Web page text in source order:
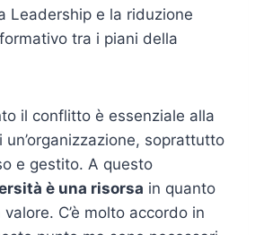
Leadership e la riduzione
tra i piani della
il conflitto è essenziale alla
un’organizzazione, soprattutto
e gestito. A questo
è una risorsa in quanto
C’è molto accordo in